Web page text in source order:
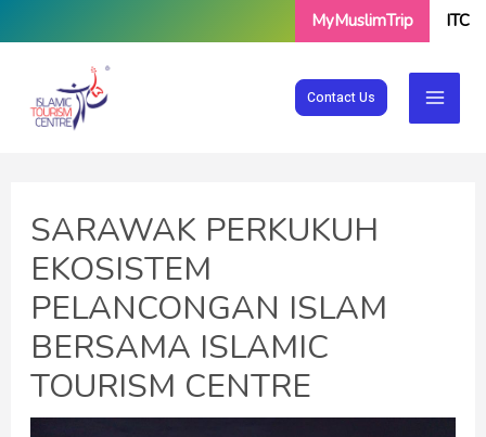
content
MyMuslimTrip ITC
Contact Us
SARAWAK PERKUKUH
EKOSISTEM
PELANCONGAN ISLAM
BERSAMA ISLAMIC
TOURISM CENTRE